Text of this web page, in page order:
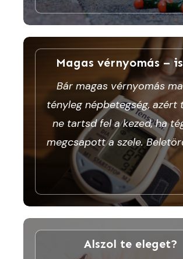
Magas vérnyomás –
Bár magas vérnyomás
tényleg népbetegség, azért
ne tartsd fel a kezed, ha
megcsapott a szele.
Alszol te eleget?